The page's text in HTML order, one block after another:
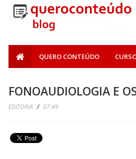
QUERO CONTEÚDO
FONOAUDIOLOGIA E
EDITORIA / 07:49